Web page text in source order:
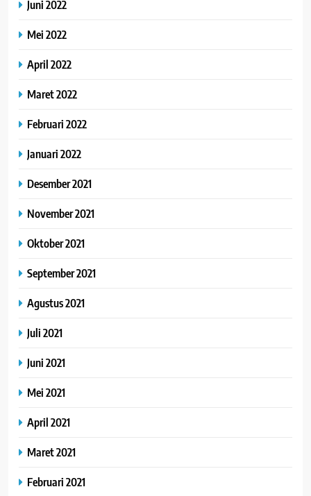
Juni 2022
Mei 2022
April 2022
Maret 2022
Februari 2022
Januari 2022
Desember 2021
November 2021
Oktober 2021
September 2021
Agustus 2021
Juli 2021
Juni 2021
Mei 2021
April 2021
Maret 2021
Februari 2021